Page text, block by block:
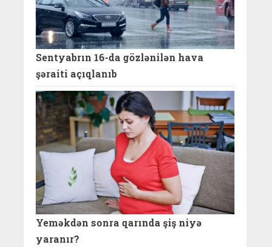
Sentyabrın 16-da gözlənilən hava
şəraiti açıqlanıb
Yeməkdən sonra qarında şiş niyə
yaranır?